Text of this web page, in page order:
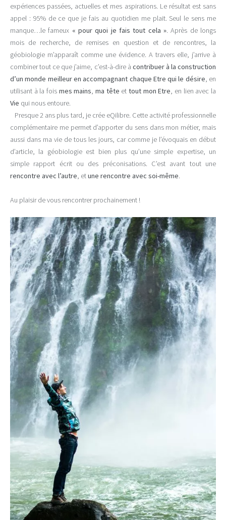
expériences passées, actuelles et mes aspirations. Le résultat est sans
appel : 95% de ce que je fais au quotidien me plait. Seul le sens me
manque…le fameux « pour quoi je fais tout cela ». Après de longs
mois de recherche, de remises en question et de rencontres, la
géobiologie m’apparaît comme une évidence. A travers elle, j’arrive à
combiner tout ce que j’aime, c’est-à-dire à contribuer à la construction
d’un monde meilleur en accompagnant chaque Etre qui le désire, en
utilisant à la fois mes mains,ma tête ettout mon Etre, en lien avec la
Vie qui nous entoure.
Presque 2 ans plus tard, je crée eQilibre. Cette activité professionnelle
complémentaire me permet d’apporter du sens dans mon métier, mais
aussi dans ma vie de tous les jours, car comme je l’évoquais en début
d’article, la géobiologie est bien plus qu’une simple expertise, un
simple rapport écrit ou des préconisations. C’est avant tout une
rencontre avec l’autre, etune rencontre avec soi-même.
Au plaisir de vous rencontrer prochainement !